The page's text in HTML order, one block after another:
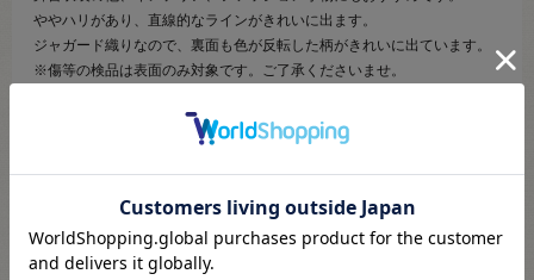
ややハリがあり、直線的なラインがきれいに出ます。
ジャガード織りなので、裏面も色が反転した柄がきれいに出ています。
※傷等の検品は表面のみ対象です。ご了承くださいませ。
製造の都合上、生地の片側は耳ではなく裁ち切りとなっております。
数量限定の輸入品の為、在庫限りで終了となります。
また、小さなキズや汚れが入る場合がございますが、省くことができま